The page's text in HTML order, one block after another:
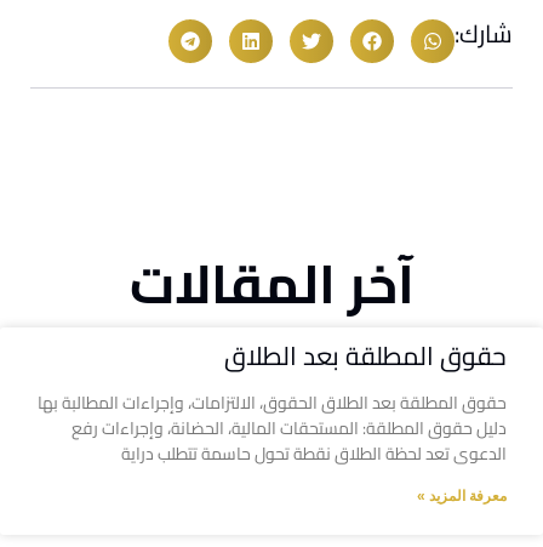
شارك:
آخر المقالات
حقوق المطلقة بعد الطلاق
حقوق المطلقة بعد الطلاق الحقوق، الالتزامات، وإجراءات المطالبة بها
دليل حقوق المطلقة: المستحقات المالية، الحضانة، وإجراءات رفع
الدعوى تعد لحظة الطلاق نقطة تحول حاسمة تتطلب دراية
معرفة المزيد »